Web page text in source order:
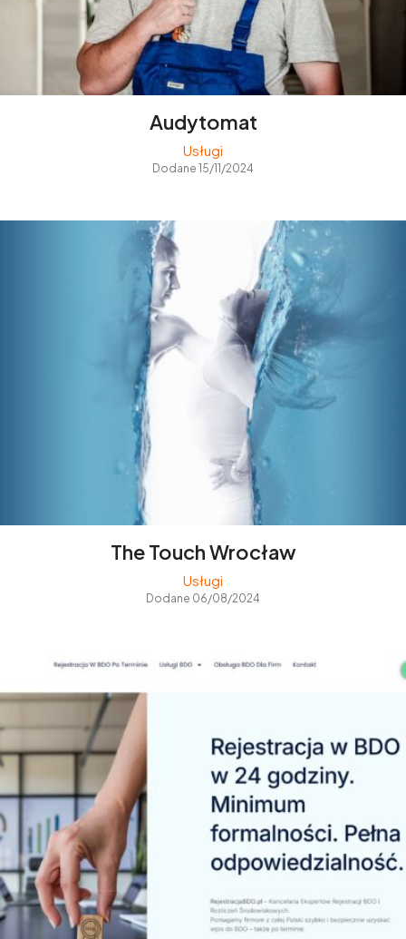
Audytomat
Usługi
Dodane 15/11/2024
The Touch Wrocław
Usługi
Dodane 06/08/2024